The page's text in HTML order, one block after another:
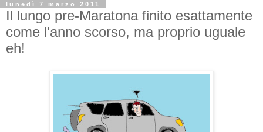
lunedì 7 marzo 2011
Il lungo pre-Maratona finito esattamente
come l'anno scorso, ma proprio uguale
eh!